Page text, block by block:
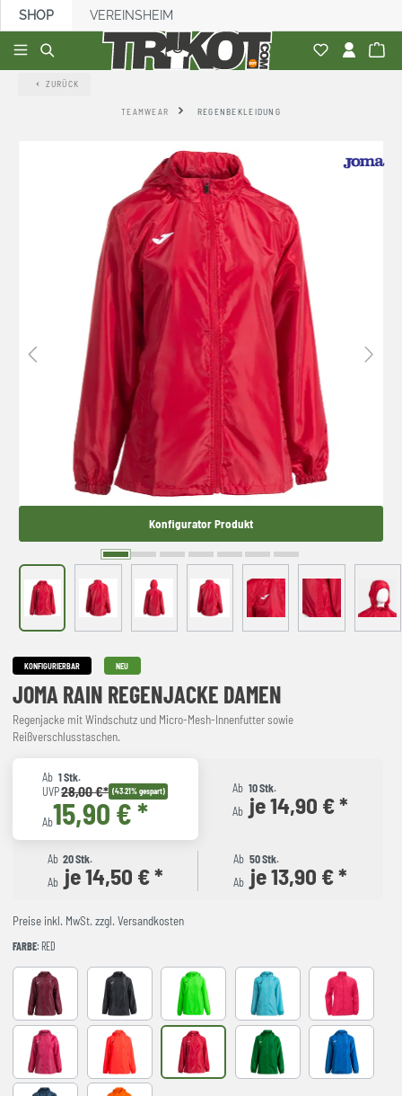
springen
SHOP VEREINSHEIM
ZURÜCK
TEAMWEAR REGENBEKLEIDUNG
Konfigurator Produkt
KONFIGURIERBAR NEU
JOMA RAIN REGENJACKE DAMEN
Regenjacke mit Windschutz und Micro-Mesh-Innenfutter sowie
Reißverschlusstaschen.
Ab 1 Stk.
UVP28,00 €* (43.21% gespart)
Ab15,90 € *
Ab 10 Stk.
Ab je 14,90 € *
Ab 20 Stk.
Ab je 14,50 € *
Ab 50 Stk.
Ab je 13,90 € *
Preise inkl. MwSt. zzgl. Versandkosten
FARBE: RED
BURGUNDY Black FLUOR GREEN FLUOR TURQUOISE VIOLET
fuchsia NARANJA FLUORRED green royal